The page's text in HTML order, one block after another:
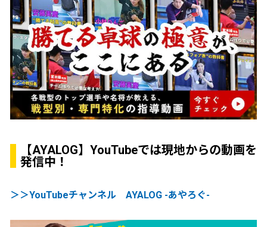
【AYALOG】YouTubeでは現地からの動画を
発信中！
＞＞YouTubeチャンネル AYALOG -あやろぐ-